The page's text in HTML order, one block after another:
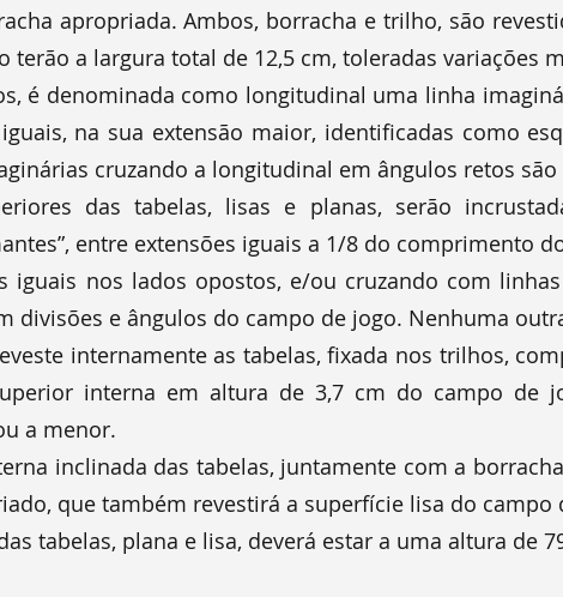
apropriada. Ambos, borracha e trilho, são
terão a largura total de 12,5 cm, toleradas variações
é denominada como longitudinal uma linha
na sua extensão maior, identificadas como
cruzando a longitudinal em ângulos retos
das tabelas, lisas e planas, serão
entre extensões iguais a 1/8 do comprimento
iguais nos lados opostos, e/ou cruzando com
divisões e ângulos do campo de jogo. Nenhuma
internamente as tabelas, fixada nos trilhos,
interna em altura de 3,7 cm do campo de
a menor.
inclinada das tabelas, juntamente com a
que também revestirá a superfície lisa do campo
tabelas, plana e lisa, deverá estar a uma altura de